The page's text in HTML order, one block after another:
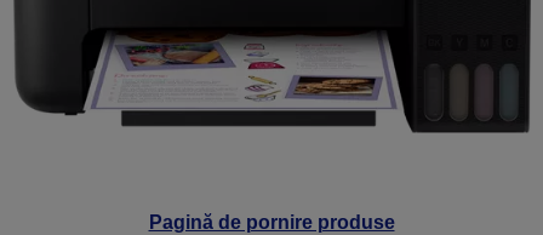
Pagină de pornire produse